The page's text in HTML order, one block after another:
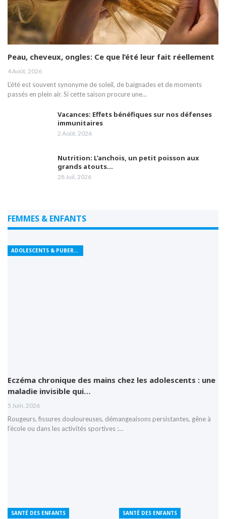
Peau, cheveux, ongles: Ce que l’été leur fait réellement
4 Août, 2026
L’été est souvent synonyme de soleil, de baignades et de moments
passés en plein air. Si cette saison procure une…
Vacances: Effets bénéfiques sur nos défenses
immunitaires
2 Août, 2026
Nutrition: L’anchois, un petit poisson aux
grands atouts…
28 Juil, 2026
FEMMES & ENFANTS
ADOLESCENTS & PUBERTÉ
Eczéma chronique des mains chez les adolescents : une
maladie invisible qui…
5 Juin, 2026
Rougeurs, fissures douloureuses, démangeaisons persistantes, gêne à
l’école ou dans les activités sportives :…
SANTÉ DES ENFANTS SANTÉ DES ENFANTS